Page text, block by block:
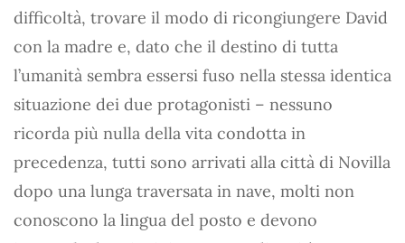
difficoltà, trovare il modo di ricongiungere David
con la madre e, dato che il destino di tutta
l’umanità sembra essersi fuso nella stessa identica
situazione dei due protagonisti – nessuno
ricorda più nulla della vita condotta in
precedenza, tutti sono arrivati alla città di Novilla
dopo una lunga traversata in nave, molti non
conoscono la lingua del posto e devono